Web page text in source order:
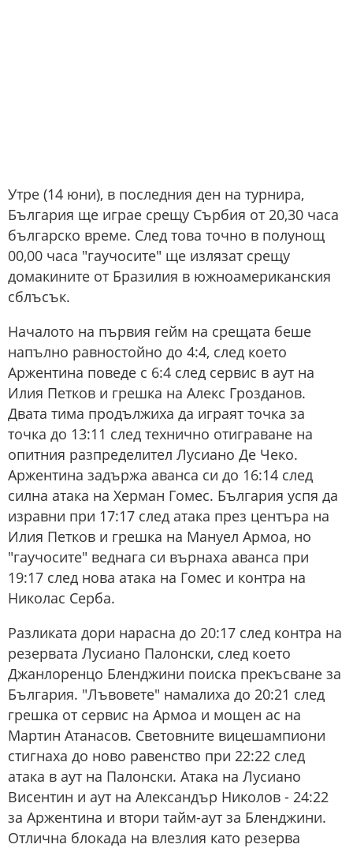
Утре (14 юни), в последния ден на турнира,
България ще играе срещу Сърбия от 20,30 часа
българско време. След това точно в полунощ
00,00 часа "гаучосите" ще излязат срещу
домакините от Бразилия в южноамериканския
сблъсък.
Началото на първия гейм на срещата беше
напълно равностойно до 4:4, след което
Аржентина поведе с 6:4 след сервис в аут на
Илия Петков и грешка на Алекс Грозданов.
Двата тима продължиха да играят точка за
точка до 13:11 след технично отиграване на
опитния разпределител Лусиано Де Чеко.
Аржентина задържа аванса си до 16:14 след
силна атака на Херман Гомес. България успя да
изравни при 17:17 след атака през центъра на
Илия Петков и грешка на Мануел Армоа, но
"гаучосите" веднага си върнаха аванса при
19:17 след нова атака на Гомес и контра на
Николас Серба.
Разликата дори нарасна до 20:17 след контра на
резервата Лусиано Палонски, след което
Джанлоренцо Бленджини поиска прекъсване за
България. "Лъвовете" намалиха до 20:21 след
грешка от сервис на Армоа и мощен ас на
Мартин Атанасов. Световните вицешампиони
стигнаха до ново равенство при 22:22 след
атака в аут на Палонски. Атака на Лусиано
Висентин и аут на Александър Николов - 24:22
за Аржентина и втори тайм-аут за Бленджини.
Отлична блокада на влезлия като резерва